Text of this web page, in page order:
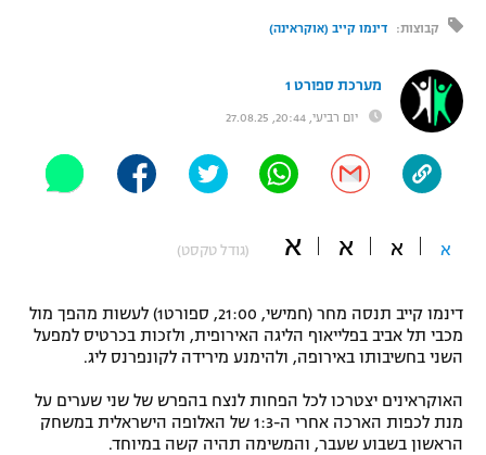
"מעל הליגה" – פודקאסט
"מחצית בשכונה" – פודקאסט
משתתפים וזוכים בפרסים
תקנון משתתפים וזוכים בפרסים
תקנון עבור פעילות ספורט 1 – "מרלן"
טניס
גיימינג E-Sports
תנאי שימוש
UFC
היאבקות WWE
אופניים
ספורט מוטורי
כדורמים
בייסבול MLB
ספורט אתגרי ואקסטרים
אומנויות לחימה
קבוצות: דינמו קייב (אוקראינה)
מערכת ספורט 1
יום רביעי, 20:44, 27.08.25
א א א א (גודל טקסט)
דינמו קייב תנסה מחר (חמישי, 21:00, ספורט1) לעשות מהפך מול
מכבי תל אביב בפלייאוף הליגה האירופית, ולזכות בכרטיס למפעל
השני בחשיבותו באירופה, ולהימנע מירידה לקונפרנס ליג.
האוקראינים יצטרכו לכל הפחות לנצח בהפרש של שני שערים על
מנת לכפות הארכה אחרי ה-1:3 של האלופה הישראלית במשחק
הראשון בשבוע שעבר, והמשימה תהיה קשה במיוחד.